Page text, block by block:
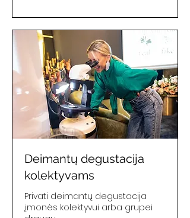
Deimantų degustacija
kolektyvams
Privati deimantų degustacija
įmonės kolektyvui arba grupei